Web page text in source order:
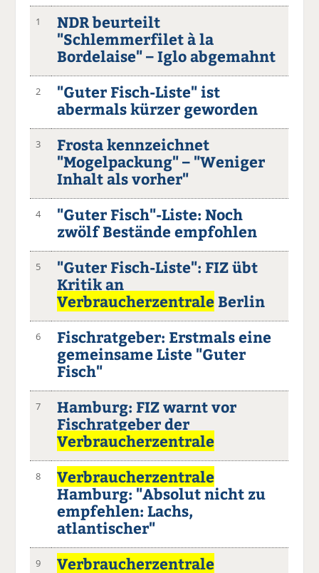
1
NDR beurteilt
"Schlemmerfilet à la
Bordelaise" – Iglo abgemahnt
2
"Guter Fisch-Liste" ist
abermals kürzer geworden
3
Frosta kennzeichnet
"Mogelpackung" – "Weniger
Inhalt als vorher"
4
"Guter Fisch"-Liste: Noch
zwölf Bestände empfohlen
5
"Guter Fisch-Liste": FIZ übt
Kritik an
VerbraucherzentraleBerlin
6
Fischratgeber: Erstmals eine
gemeinsame Liste "Guter
Fisch"
7
Hamburg: FIZ warnt vor
Fischratgeber der
Verbraucherzentrale
8
Verbraucherzentrale
Hamburg: "Absolut nicht zu
empfehlen: Lachs,
atlantischer"
9
Verbraucherzentrale